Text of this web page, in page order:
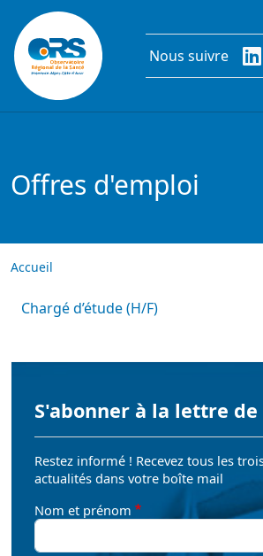
Aller au contenu principal
Nous suivre
Offres d'emploi
Accueil
Chargé d’étude (H/F)
S'abonner à la lettre de
Restez informé ! Recevez tous les
actualités dans votre boîte mail
Nom et prénom